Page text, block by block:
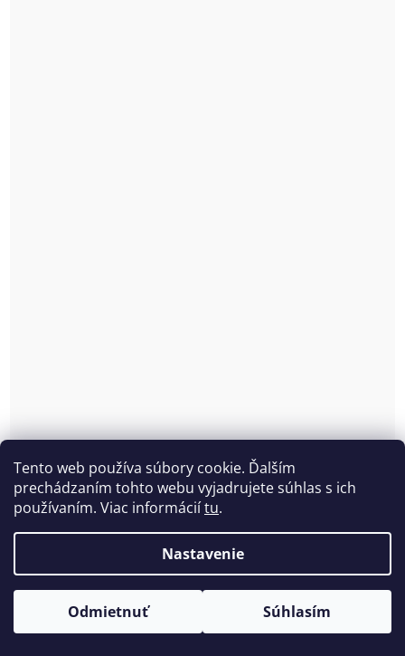
Tento web používa súbory cookie. Ďalším
prechádzaním tohto webu vyjadrujete súhlas s ich
používaním. Viac informáciítu.
Nastavenie
Odmietnuť Súhlasím
Minimizer podprsenka s kosticou Anita 5259
Skladom(2 ks)
€65 bez DPH
€79,95